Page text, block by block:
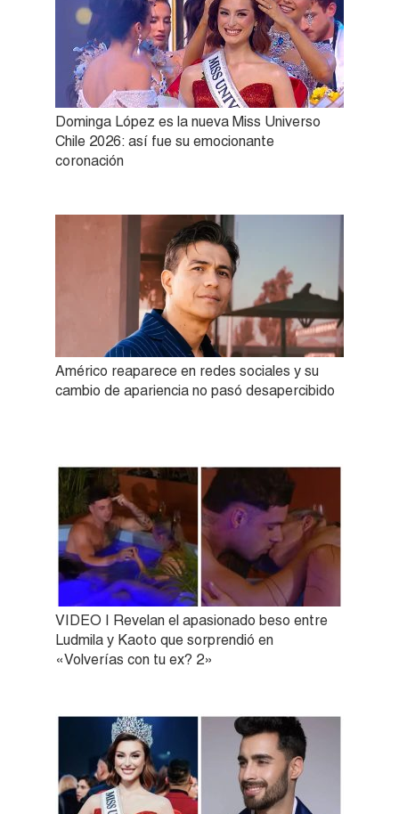
Dominga López es la nueva Miss Universo
Chile 2026: así fue su emocionante
coronación
Américo reaparece en redes sociales y su
cambio de apariencia no pasó desapercibido
VIDEO | Revelan el apasionado beso entre
Ludmila y Kaoto que sorprendió en
«Volverías con tu ex? 2»